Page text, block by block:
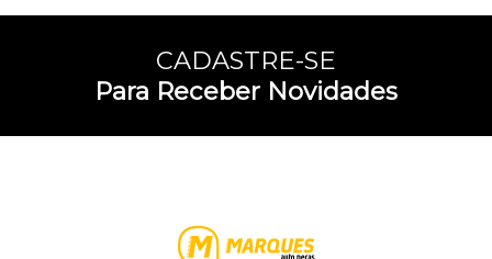
CADASTRE-SE
Para Receber Novidades